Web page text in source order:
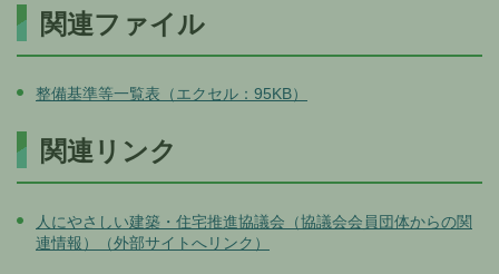
関連ファイル
整備基準等一覧表（エクセル：95KB）
関連リンク
人にやさしい建築・住宅推進協議会（協議会会員団体からの関
連情報）（外部サイトへリンク）